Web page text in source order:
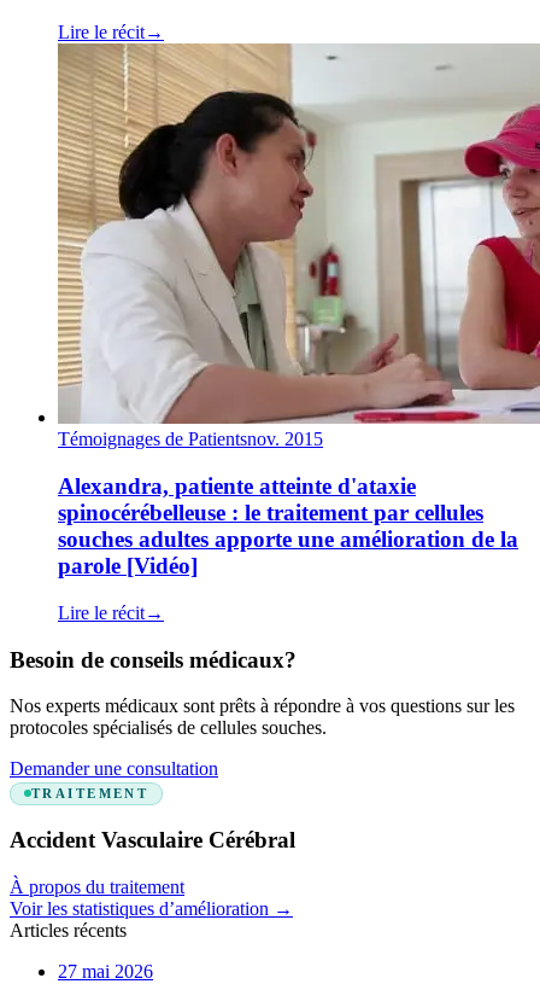
Lire le récit→
Témoignages de Patientsnov. 2015
Alexandra, patiente atteinte d'ataxie
spinocérébelleuse : le traitement par cellules
souches adultes apporte une amélioration de la
parole [Vidéo]
Lire le récit→
Besoin de conseils médicaux?
Nos experts médicaux sont prêts à répondre à vos questions sur les
protocoles spécialisés de cellules souches.
Demander une consultation
TRAITEMENT
Accident Vasculaire Cérébral
À propos du traitement
Voir les statistiques d’amélioration →
Articles récents
27 mai 2026